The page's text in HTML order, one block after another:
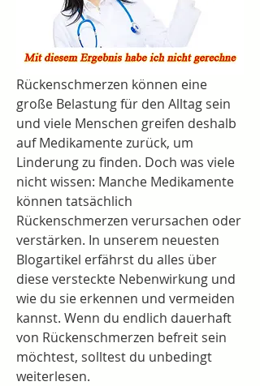
Rückenschmerzen können eine
große Belastung für den Alltag sein
und viele Menschen greifen deshalb
auf Medikamente zurück, um
Linderung zu finden. Doch was viele
nicht wissen: Manche Medikamente
können tatsächlich
Rückenschmerzen verursachen oder
verstärken. In unserem neuesten
Blogartikel erfährst du alles über
diese versteckte Nebenwirkung und
wie du sie erkennen und vermeiden
kannst. Wenn du endlich dauerhaft
von Rückenschmerzen befreit sein
möchtest, solltest du unbedingt
weiterlesen.